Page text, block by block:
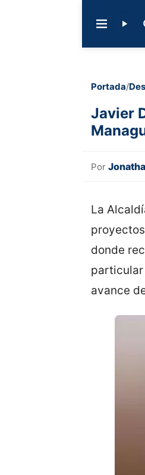
Portada/
Javier
Por
La
donde
particular
avance